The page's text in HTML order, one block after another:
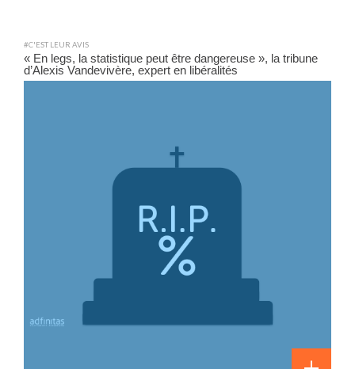
#C'EST LEUR AVIS
« En legs, la statistique peut être dangereuse », la tribune
d’Alexis Vandevivère, expert en libéralités